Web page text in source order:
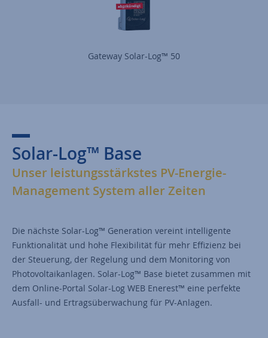
Gateway Solar-Log™ 50
Solar-Log™ Base
Unser leistungsstärkstes PV-Energie-
Management System aller Zeiten
Die nächste Solar-Log™ Generation vereint intelligente
Funktionalität und hohe Flexibilität für mehr Effizienz bei
der Steuerung, der Regelung und dem Monitoring von
Photovoltaikanlagen. Solar-Log™ Base bietet zusammen mit
dem Online-Portal Solar-Log WEB Enerest™ eine perfekte
Ausfall- und Ertragsüberwachung für PV-Anlagen.